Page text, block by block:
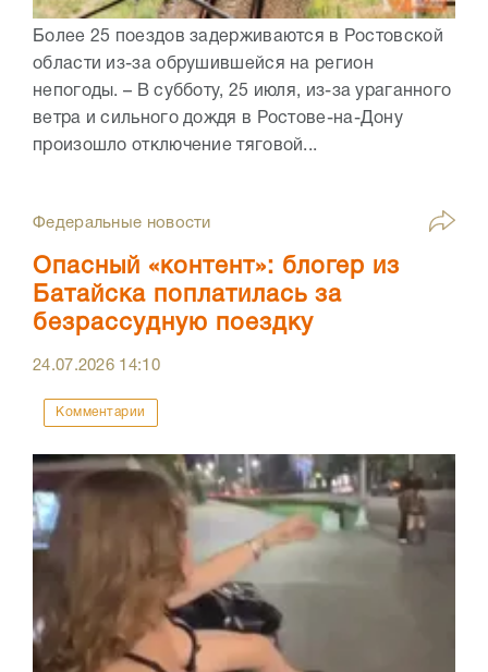
Более 25 поездов задерживаются в Ростовской
области из-за обрушившейся на регион
непогоды. – В субботу, 25 июля, из-за ураганного
ветра и сильного дождя в Ростове-на-Дону
произошло отключение тяговой...
Федеральные новости
Опасный «контент»: блогер из
Батайска поплатилась за
безрассудную поездку
24.07.2026 14:10
Комментарии